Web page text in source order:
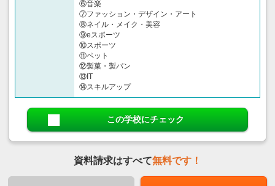
⑥音楽
⑦ファッション・デザイン・アート
⑧ネイル・メイク・美容
⑨eスポーツ
⑩スポーツ
⑪ペット
⑫製菓・製パン
⑬IT
⑭スキルアップ
この学校にチェック
資料請求はすべて無料です！